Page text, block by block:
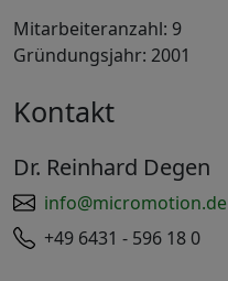
Mitarbeiteranzahl: 9
Gründungsjahr: 2001
Kontakt
Dr. Reinhard Degen
info@micromotion.de
+49 6431 - 596 18 0